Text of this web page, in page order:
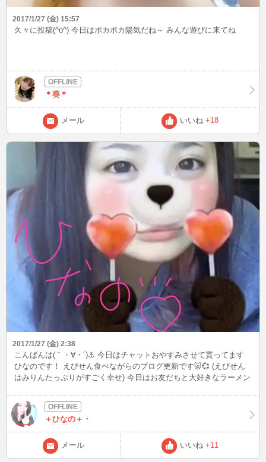
2017/1/27 (金) 15:57
久々に投稿(^o^) 今日はポカポカ陽気だね～ みんな遊びに来てね
＊葵＊
メール いいね +18
2017/1/27 (金) 2:38
こんばんは(｀・∀・´)⚓ 今日はチャットおやすみさせて貰ってます
ひなのです！ えびせん食べながらのブログ更新です🐷💞 (えびせん
はみりんたっぷりがすごく幸せ) 今日はお友だちと大好きなラーメン
美味しい♥♥♥ いつまでも痩せる気配は無さそうです（笑） つけ麺と
か油そばとか美味しい所教えて下さい🍥 そんな友達とお風呂上がり
に撮った写真♡ いつもは化粧バッチリの濃いめでインしている私な
のですっぴんは珍しいですよ！（笑） でもこれじゃ誰だかわからな
いレベル😂😂😂 明日は夜からインする予定なので よかったら遊び
にきてくださいね(∩´`∩)🎶 待ち合わせも大歓迎です🙏⭕メールくだ
＋ひなの＋・
メール いいね +11